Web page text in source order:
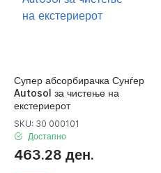
Супер абсорбирачка Сунѓер
Autosol за чистење на
екстериерот
SKU: 30 000101
Достапно
463.28 ден.